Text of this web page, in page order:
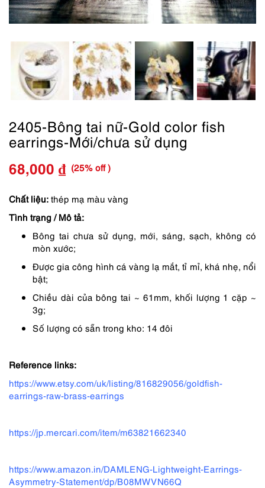
2405-Bông tai nữ-Gold color fish
earrings-Mới/chưa sử dụng
Giá
gốc
là:
90,000 ₫.
68,000 ₫
Giá
hiện
tại
là:
(25% off )
Chất liệu: thép mạ màu vàng
Tình trạng / Mô tả:
Bông tai chưa sử dụng, mới, sáng, sạch, không có
mòn xước;
Được gia công hình cá vàng lạ mắt, tỉ mỉ, khá nhẹ, nổi
bật;
Chiều dài của bông tai ~ 61mm, khối lượng 1 cặp ~
3g;
Số lượng có sẵn trong kho: 14 đôi
Reference links:
https://www.etsy.com/uk/listing/816829056/goldfish-
earrings-raw-brass-earrings
https://jp.mercari.com/item/m63821662340
https://www.amazon.in/DAMLENG-Lightweight-Earrings-
Asymmetry-Statement/dp/B08MWVN66Q